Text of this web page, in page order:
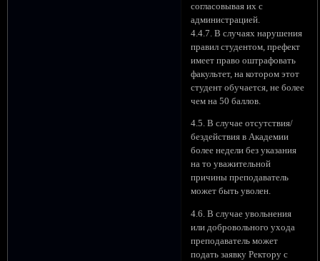
согласовывая их с
администрацией.
4.4.7. В случаях нарушения
правил студентом, префект
имеет право оштрафовать
факультет, на котором этот
студент обучается, не более
чем на 50 баллов.
4.5. В случае отсутствия/
бездействия в Академии
более недели без указания
на то уважительной
причины преподаватель
может быть уволен.
4.6. В случае увольнения
или добровольного ухода
преподаватель может
подать заявку Ректору с